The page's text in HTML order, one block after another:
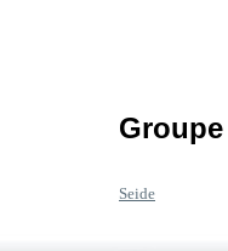
Groupe
Seide